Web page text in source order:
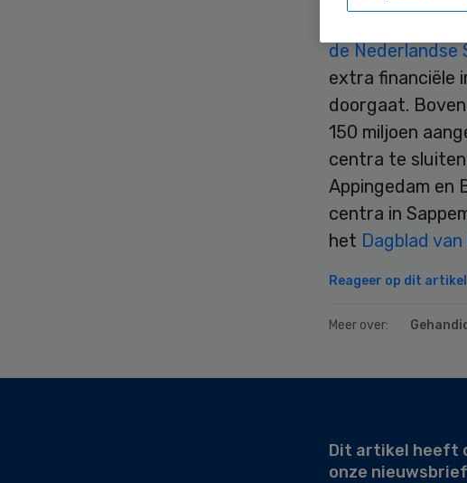
de
extra financiële
doorgaat.
150 miljoen
centra te
Appingedam en
centra in
het Dagblad
Reageer op dit artikel
Meer over:
Dit artikel heeft
onze nieuwsbrief